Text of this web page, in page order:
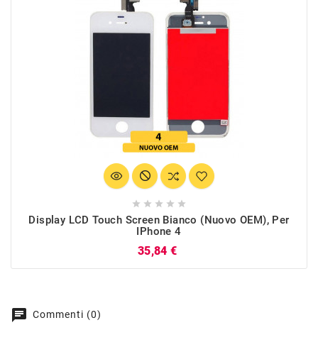
    
Display LCD Touch Screen Bianco (Nuovo OEM), Per
IPhone 4
35,84 €
chat Commenti (0)